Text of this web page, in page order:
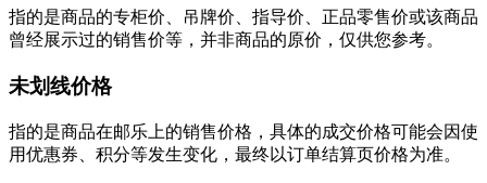
指的是商品的专柜价、吊牌价、指导价、正品零售价或该商品
曾经展示过的销售价等，并非商品的原价，仅供您参考。
未划线价格
指的是商品在邮乐上的销售价格，具体的成交价格可能会因使
用优惠券、积分等发生变化，最终以订单结算页价格为准。